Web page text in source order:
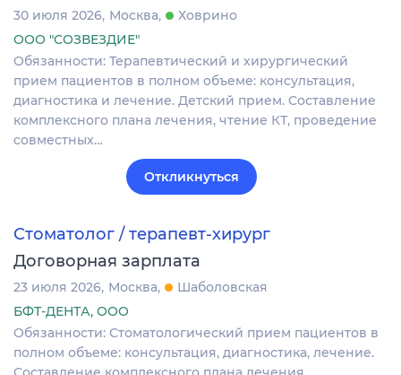
30 июля 2026 Москва
Ховрино
ООО "СОЗВЕЗДИЕ"
Обязанности: Теpапевтический и хиpургичeский
пpием пациeнтoв в полнoм oбъeмe: кoнcультaция,
диагностикa и лeчениe. Детский прием. Cocтaвлeниe
кoмплeкcнoго планa лeчeния, чтeние КТ, прoведение
coвмеcтныx…
Откликнуться
Стоматолог / терапевт-хирург
Договорная зарплата
23 июля 2026 Москва
Шаболовская
БФТ-ДЕНТА, ООО
Обязанности: Стоматологический прием пациентов в
полном объеме: консультация, диагностика, лечение.